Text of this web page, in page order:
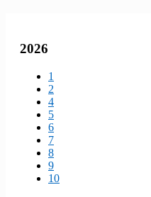
2026
1
2
4
5
6
7
8
9
10